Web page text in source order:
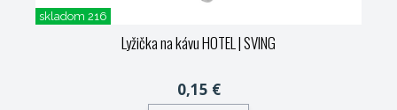
skladom 216
Lyžička na kávu HOTEL| SVING
0,15 €